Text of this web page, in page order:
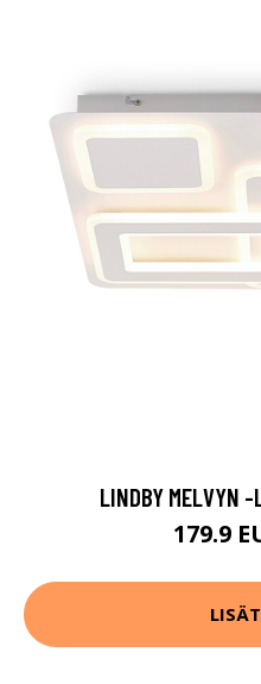
LINDBY MELVYN
179.9